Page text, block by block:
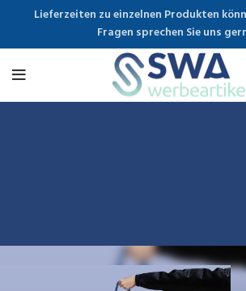
Lieferzeiten zu einzelnen Produkten
Fragen sprechen Sie uns